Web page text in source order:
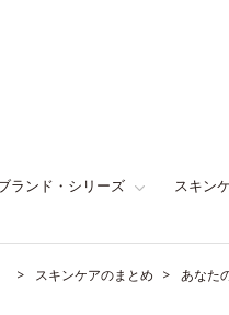
ランド・シリーズ スキン
スキンケアのまとめ あなた